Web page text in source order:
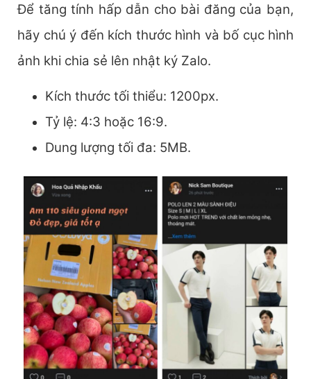
Để tăng tính hấp dẫn cho bài đăng của bạn,
hãy chú ý đến kích thước hình và bố cục hình
ảnh khi chia sẻ lên nhật ký Zalo.
Kích thước tối thiểu: 1200px.
Tỷ lệ: 4:3 hoặc 16:9.
Dung lượng tối đa: 5MB.